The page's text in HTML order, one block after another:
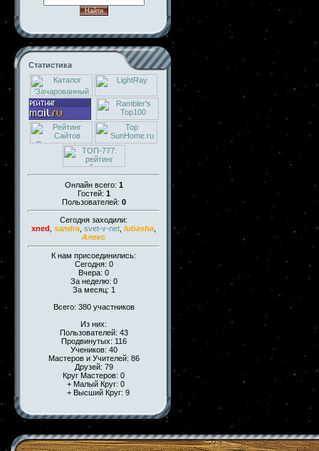
Статистика
Онлайн всего: 1
Гостей: 1
Пользователей: 0
Сегодня заходили:
xned
sandra svet-v-net lubasha
Алекс
К нам присоединились:
Сегодня: 0
Вчера: 0
За неделю: 0
За месяц: 1
Всего: 380 участников
Из них:
Пользователей: 43
Продвинутых: 116
Учеников: 40
Мастеров и Учителей: 86
Друзей: 79
Круг Мастеров: 0
+ Малый Круг: 0
+ Высший Круг: 9